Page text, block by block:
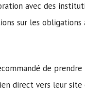
avec des
sur les
de
direct vers leur